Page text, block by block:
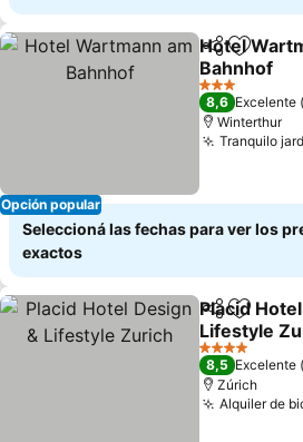
Opción popular
Compartir
Añadir
Hotel
Bahnhof
Ver precios
3 Estrellas
8,6 Excelente
Winterthur
Tranquilo
Seleccioná las fechas para ver los
exactos
Compartir
Añadir
Placid
Lifestyle
Ver precios
4 Estrellas
8,5 Excelente
Zúrich
Alquiler de